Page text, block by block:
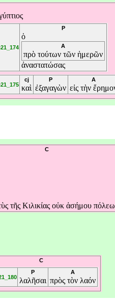
P
ὁ
A
πρὸ τούτων τῶν ἡμερῶν
ἀναστατώσας
cj
καὶ
P
ἐξαγαγὼν
A
εἰς τὴν
C
τῆς Κιλικίας οὐκ ἀσήμου
C
P
λαλῆσαι
A
πρὸς τὸν λαόν